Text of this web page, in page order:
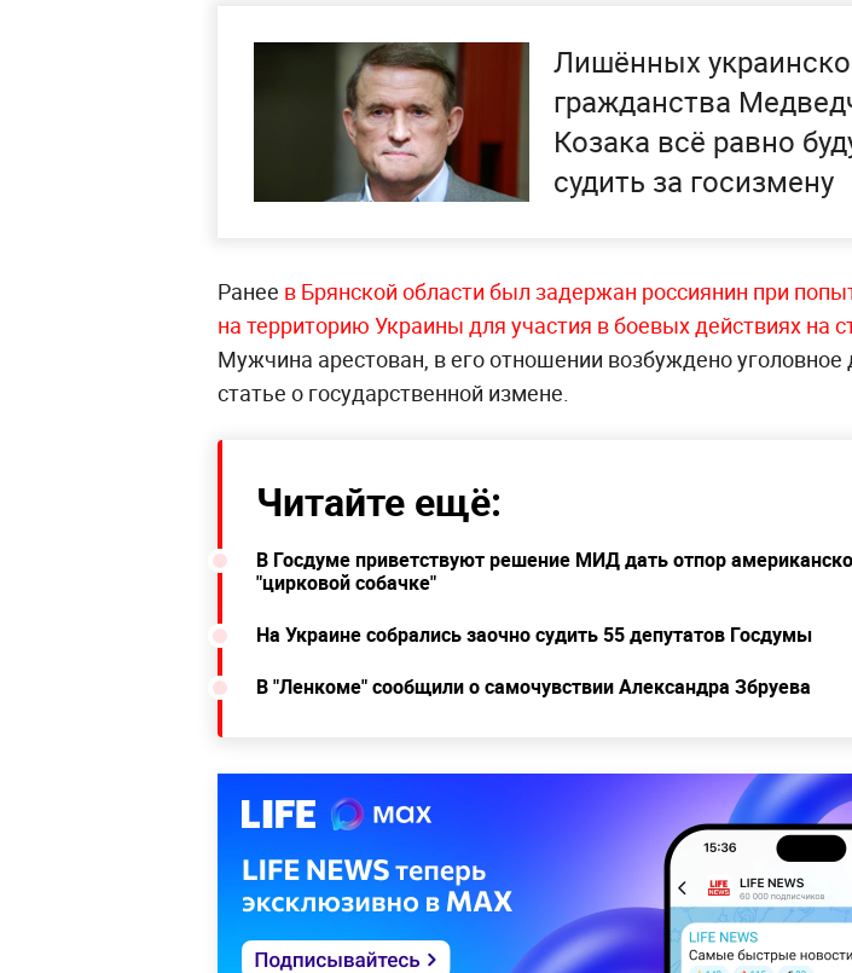
Лишённых
гражданства
Козака всё равно
судить за госизмену
Ранее в Брянской области был задержан россиянин при
на территорию Украины для участия в боевых действиях на
Мужчина арестован, в его отношении возбуждено уголовное
статье о государственной измене.
Читайте ещё:
В Госдуме приветствуют решение МИД дать отпор
"цирковой собачке"
На Украине собрались заочно судить 55 депутатов Госдумы
В "Ленкоме" сообщили о самочувствии Александра Збруева